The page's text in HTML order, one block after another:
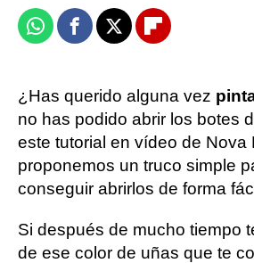
WhatsappFacebook
X Flipboard
¿Has querido alguna vez
no has podido abrir los botes
este tutorial en vídeo de Nova
proponemos un truco simple
conseguir abrirlos de forma
Si después de mucho tiempo
de ese color de uñas que te